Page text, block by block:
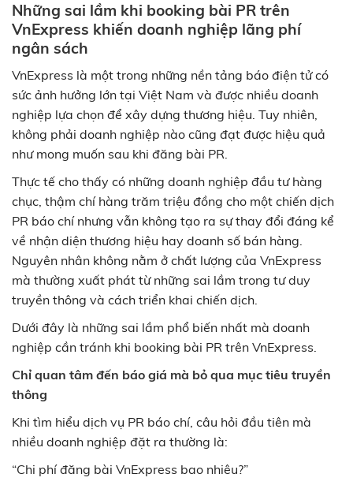
Những sai lầm khi booking bài PR trên
VnExpress khiến doanh nghiệp lãng phí
ngân sách
VnExpress là một trong những nền tảng báo điện tử có
sức ảnh hưởng lớn tại Việt Nam và được nhiều doanh
nghiệp lựa chọn để xây dựng thương hiệu. Tuy nhiên,
không phải doanh nghiệp nào cũng đạt được hiệu quả
như mong muốn sau khi đăng bài PR.
Thực tế cho thấy có những doanh nghiệp đầu tư hàng
chục, thậm chí hàng trăm triệu đồng cho một chiến dịch
PR báo chí nhưng vẫn không tạo ra sự thay đổi đáng kể
về nhận diện thương hiệu hay doanh số bán hàng.
Nguyên nhân không nằm ở chất lượng của VnExpress
mà thường xuất phát từ những sai lầm trong tư duy
truyền thông và cách triển khai chiến dịch.
Dưới đây là những sai lầm phổ biến nhất mà doanh
nghiệp cần tránh khi booking bài PR trên VnExpress.
Chỉ quan tâm đến báo giá mà bỏ qua mục tiêu truyền
thông
Khi tìm hiểu dịch vụ PR báo chí, câu hỏi đầu tiên mà
nhiều doanh nghiệp đặt ra thường là:
“Chi phí đăng bài VnExpress bao nhiêu?”